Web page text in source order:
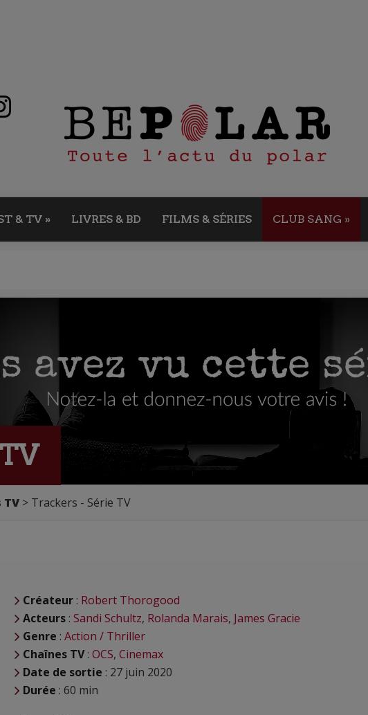
& TV » LIVRES & BD FILMS & SÉRIES CLUB SANG »
TV Trackers - Série TV
Créateur : Robert Thorogood
Acteurs : Sandi Schultz, Rolanda Marais, James Gracie
Genre : Action / Thriller
Chaînes TV: OCS, Cinemax
Date de sortie : 27 juin 2020
Durée : 60 min